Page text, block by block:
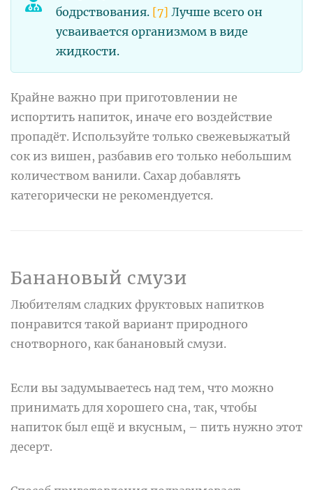
бодрствования. [7] Лучше всего он
усваивается организмом в виде
жидкости.
Крайне важно при приготовлении не
испортить напиток, иначе его воздействие
пропадёт. Используйте только свежевыжатый
сок из вишен, разбавив его только небольшим
количеством ванили. Сахар добавлять
категорически не рекомендуется.
Банановый смузи
Любителям сладких фруктовых напитков
понравится такой вариант природного
снотворного, как банановый смузи.
Если вы задумываетесь над тем, что можно
принимать для хорошего сна, так, чтобы
напиток был ещё и вкусным, – пить нужно этот
десерт.